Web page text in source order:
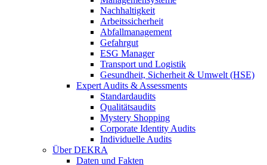
Nachhaltigkeit
Arbeitssicherheit
Abfallmanagement
Gefahrgut
ESG Manager
Transport und Logistik
Gesundheit, Sicherheit & Umwelt (HSE)
Expert Audits & Assessments
Standardaudits
Qualitätsaudits
Mystery Shopping
Corporate Identity Audits
Individuelle Audits
Über DEKRA
Daten und Fakten